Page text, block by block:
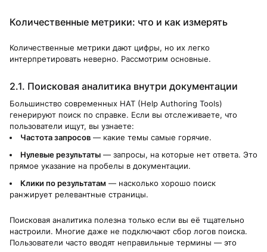
Количественные метрики: что и как измерять
Количественные метрики дают цифры, но их легко
интерпретировать неверно. Рассмотрим основные.
2.1. Поисковая аналитика внутри документации
Большинство современных HAT (Help Authoring Tools)
генерируют поиск по справке. Если вы отслеживаете, что
пользователи ищут, вы узнаете:
Частота запросов — какие темы самые горячие.
Нулевые результаты — запросы, на которые нет ответа. Это
прямое указание на пробелы в документации.
Клики по результатам — насколько хорошо поиск
ранжирует релевантные страницы.
Поисковая аналитика полезна только если вы её тщательно
настроили. Многие даже не подключают сбор логов поиска.
Пользователи часто вводят неправильные термины — это